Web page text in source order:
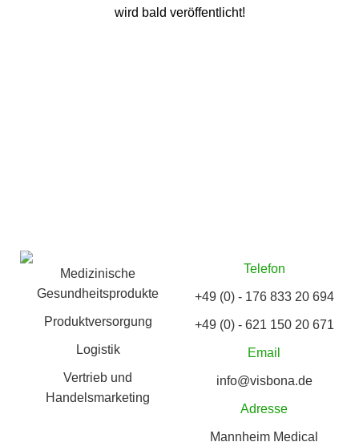
wird bald veröffentlicht!
Medizinische
Gesundheitsprodukte
Produktversorgung
Logistik
Vertrieb und
Handelsmarketing
Telefon
+49 (0) - 176 833 20 694
+49 (0) - 621 150 20 671
Email
info@visbona.de
Adresse
Mannheim Medical